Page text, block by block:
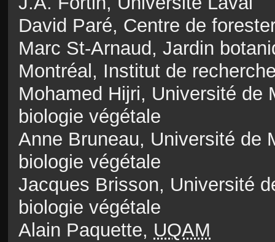
David Paré, Centre de
Marc St-Arnaud, Jardin
Montréal, Institut de
Mohamed Hijri, Université de
biologie végétale
Anne Bruneau, Université de
biologie végétale
Jacques Brisson, Université
biologie végétale
Alain Paquette, UQAM